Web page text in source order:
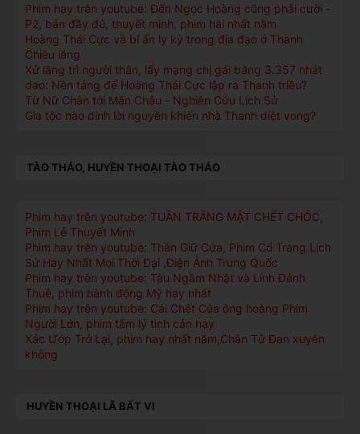
Phim hay trên youtube: Đến Ngọc Hoàng cũng phải cười -
P2, bản đầy đủ, thuyết minh, phim hài nhất năm
Hoàng Thái Cực và bí ẩn ly kỳ trong địa đạo ở Thanh
Chiêu lăng
Xử lăng trì người thân, lấy mạng chị gái bằng 3.357 nhát
dao: Nền tảng để Hoàng Thái Cực lập ra Thanh triều?
Từ Nữ Chân tới Mãn Châu - Nghiên Cứu Lịch Sử
Gia tộc nào dính lời nguyền khiến nhà Thanh diệt vong?
TÀO THÁO, HUYỀN THOẠI TÀO THÁO
Phim hay trên youtube: TUẦN TRĂNG MẬT CHẾT CHÓC,
Phim Lẻ Thuyết Minh
Phim hay trên youtube: Thần Giữ Cửa, Phim Cổ Trang Lịch
Sử Hay Nhất Mọi Thời Đại ,Điện Ảnh Trung Quốc
Phim hay trên youtube: Tàu Ngầm Nhật và Lính Đánh
Thuê, phim hành động Mỹ hay nhất
Phim hay trên youtube: Cái Chết Của ông hoàng Phim
Người Lớn, phim tâm lý tình cản hay
Xác Ướp Trở Lại, phim hay nhất năm,Chân Tử Đan xuyên
không
HUYỀN THOẠI LÃ BẤT VI